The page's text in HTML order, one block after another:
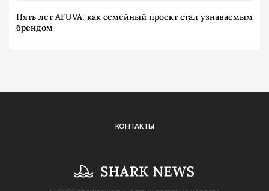
Пять лет AFUVA: как семейный проект стал узнаваемым
брендом
КОНТАКТЫ